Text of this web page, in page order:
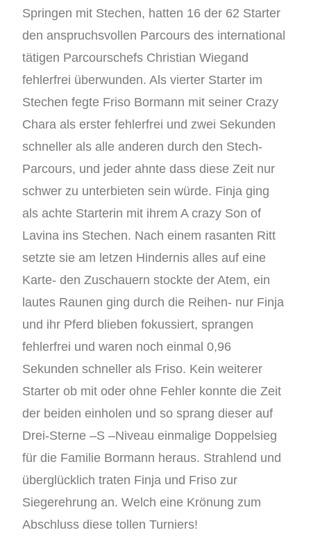
Springen mit Stechen, hatten 16 der 62 Starter
den anspruchsvollen Parcours des international
tätigen Parcourschefs Christian Wiegand
fehlerfrei überwunden. Als vierter Starter im
Stechen fegte Friso Bormann mit seiner Crazy
Chara als erster fehlerfrei und zwei Sekunden
schneller als alle anderen durch den Stech-
Parcours, und jeder ahnte dass diese Zeit nur
schwer zu unterbieten sein würde. Finja ging
als achte Starterin mit ihrem A crazy Son of
Lavina ins Stechen. Nach einem rasanten Ritt
setzte sie am letzen Hindernis alles auf eine
Karte- den Zuschauern stockte der Atem, ein
lautes Raunen ging durch die Reihen- nur Finja
und ihr Pferd blieben fokussiert, sprangen
fehlerfrei und waren noch einmal 0,96
Sekunden schneller als Friso. Kein weiterer
Starter ob mit oder ohne Fehler konnte die Zeit
der beiden einholen und so sprang dieser auf
Drei-Sterne –S –Niveau einmalige Doppelsieg
für die Familie Bormann heraus. Strahlend und
überglücklich traten Finja und Friso zur
Siegerehrung an. Welch eine Krönung zum
Abschluss diese tollen Turniers!